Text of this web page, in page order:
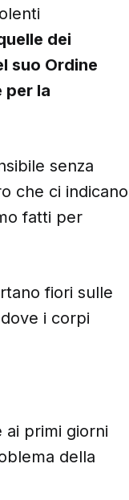
dei
suo Ordine
per la
senza
che ci indicano
fatti per
fiori sulle
i corpi
primi giorni
della